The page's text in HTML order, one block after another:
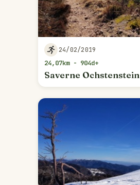
24/02/2019
24,07km - 904d+
Saverne Ochstenstein